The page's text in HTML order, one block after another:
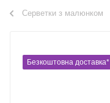
Серветки з малюнком
Безкоштовна доставка*